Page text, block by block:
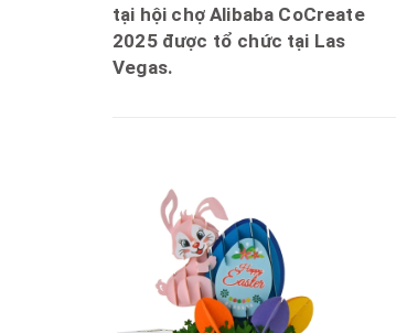
tại hội chợ Alibaba CoCreate
2025 được tổ chức tại Las
Vegas.